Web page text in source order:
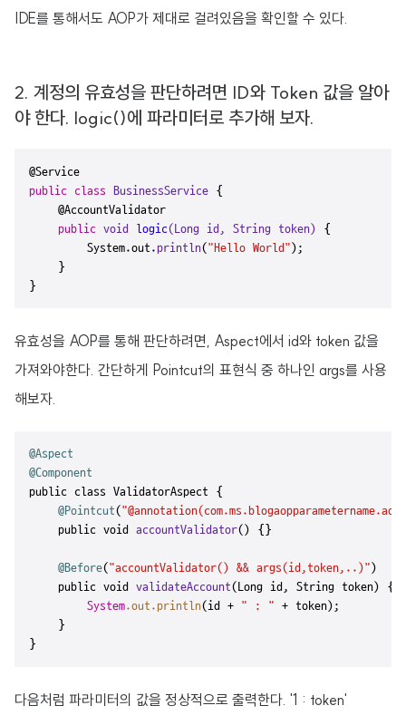
IDE를 통해서도 AOP가 제대로 걸려있음을 확인할 수 있다.
2. 계정의 유효성을 판단하려면 ID와 Token 값을 알아
야 한다. logic()에 파라미터로 추가해 보자.
public
class BusinessService {
    @
AccountValidator
public void logic(Long id, String token)
{
        System.out.
println("Hello World");
    }
}
유효성을 AOP를 통해 판단하려면, Aspect에서 id와 token 값을
가져와야한다. 간단하게 Pointcut의 표현식 중 하나인 args를 사용
해보자.
@Aspect
@Component
public class ValidatorAspect {
@Pointcut(
    public void
accountValidator() {}
@Before("accountValidator() && args(id,token,..)")
    public void
validateAccount(Long id, String token) {
System.out .println(id + " : " + token);
    }
}
다음처럼 파라미터의 값을 정상적으로 출력한다. '1 : token'